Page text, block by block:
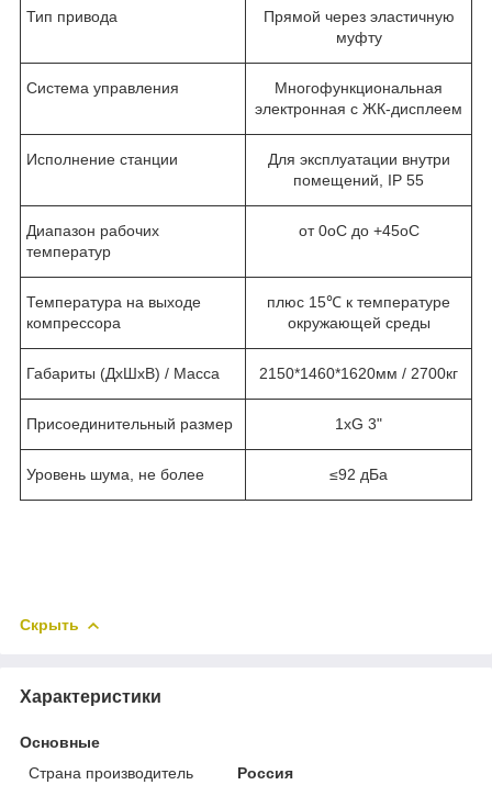
Тип привода
Прямой через эластичную
муфту
Система управления
Многофункциональная
электронная с ЖК-дисплеем
Исполнение станции
Для эксплуатации внутри
помещений, IP 55
Диапазон рабочих
температур
от 0оС до +45оС
Температура на выходе
компрессора
плюс 15℃ к температуре
окружающей среды
Габариты (ДхШхВ) / Масса 2150*1460*1620мм / 2700кг
Присоединительный размер 1хG 3"
Уровень шума, не более ≤92 дБа
Скрыть
Характеристики
Основные
Страна производитель
Россия